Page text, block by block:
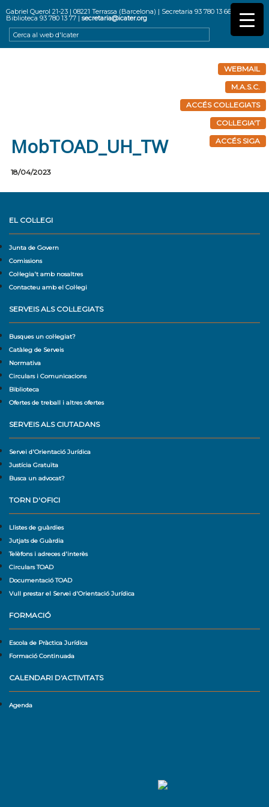
Gabriel Querol 21-23 | 08221 Terrassa (Barcelona) | Secretaria 93 780 13 66 |
Biblioteca 93 780 13 77 |secretaria@icater.org
WEBMAIL
M.A.S.C.
ACCÉS COL·LEGIATS
COL·LEGIA'T
ACCÉS SIGA
MobTOAD_UH_TW
18/04/2023
EL COL·LEGI
Junta de Govern
Comissions
Col·legia't amb nosaltres
Contacteu amb el Col·legi
SERVEIS ALS COL·LEGIATS
Busques un col·legiat?
Catàleg de Serveis
Normativa
Circulars i Comunicacions
Biblioteca
Ofertes de treball i altres ofertes
SERVEIS ALS CIUTADANS
Servei d'Orientació Jurídica
Justícia Gratuïta
Busca un advocat?
TORN D'OFICI
Llistes de guàrdies
Jutjats de Guàrdia
Telèfons i adreces d'interès
Circulars TOAD
Documentació TOAD
Vull prestar el Servei d'Orientació Jurídica
FORMACIÓ
Escola de Pràctica Jurídica
Formació Continuada
CALENDARI D'ACTIVITATS
Agenda